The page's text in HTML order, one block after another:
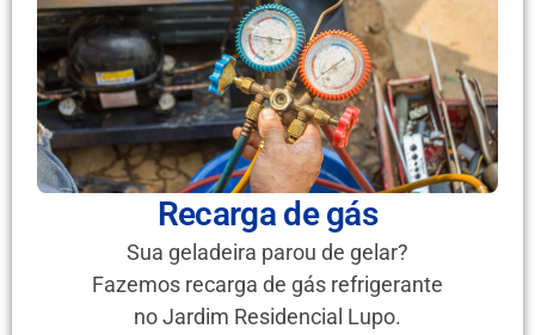
Recarga de gás
Sua geladeira parou de gelar?
Fazemos recarga de gás refrigerante
no Jardim Residencial Lupo.